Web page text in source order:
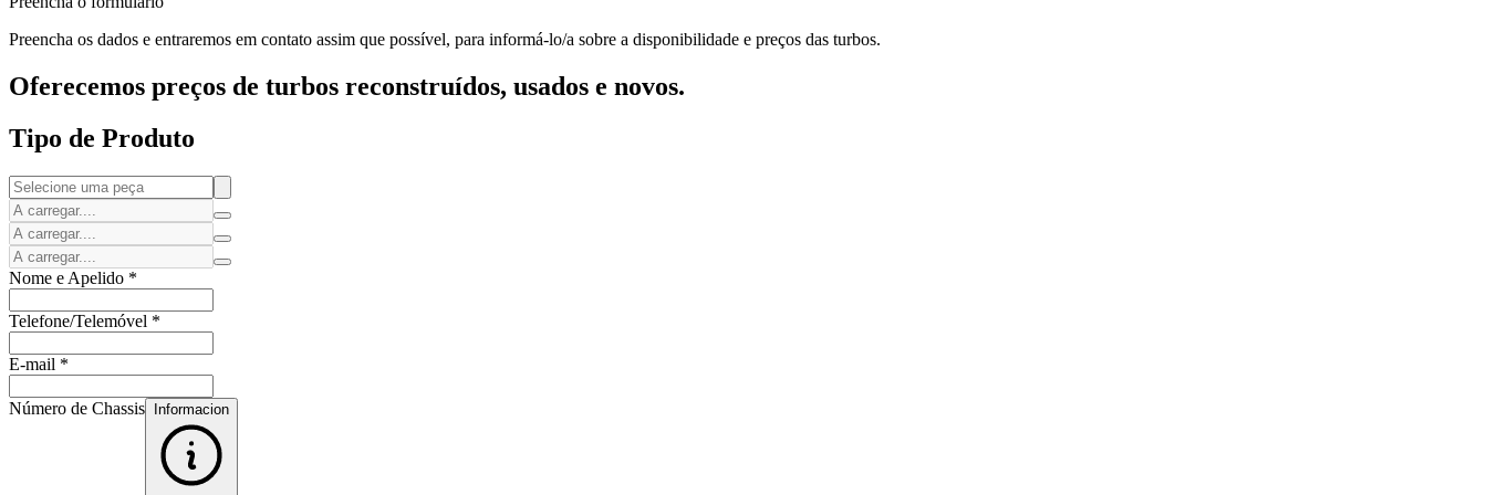
Preencha os dados e entraremos em contato assim que possível, para informá-lo/a sobre a disponibilidade e preços das turbos.
Oferecemos preços de turbos reconstruídos, usados e novos.
Tipo de Produto
Nome e Apelido *
Telefone/Telemóvel *
E-mail *
Número de Chassis Informacion